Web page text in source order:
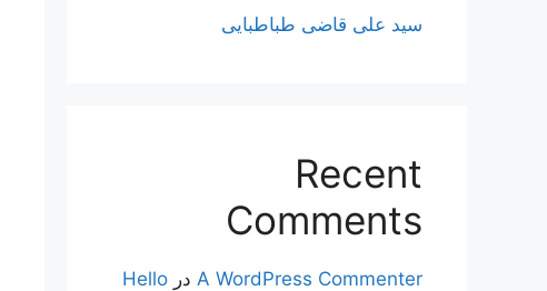
سید علی قاضی طباطبایی
Recent
Comments
A WordPress Commenter در Hello